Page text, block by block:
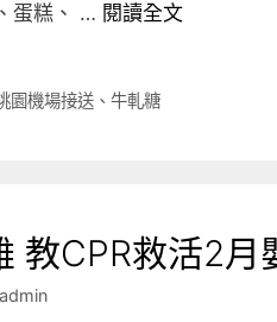
蛋糕、 … 閱讀全文
園機場接送、 牛軋糖
教CPR救活2月
admin